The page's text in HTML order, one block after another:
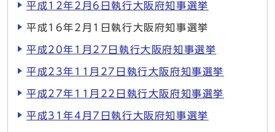
平成12年2月6日執行大阪府知事選挙
平成16年2月1日執行大阪府知事選挙
平成20年1月27日執行大阪府知事選挙
平成23年11月27日執行大阪府知事選挙
平成27年11月22日執行大阪府知事選挙
平成31年4月7日執行大阪府知事選挙